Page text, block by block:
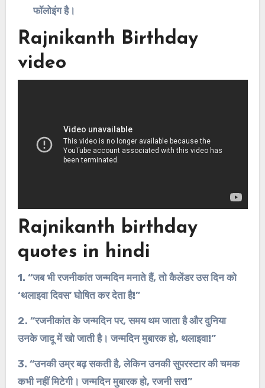
फॉलोइंग है।
Rajnikanth Birthday
video
Rajnikanth birthday
quotes in hindi
1. “जब भी रजनीकांत जन्मदिन मनाते हैं, तो कैलेंडर उस दिन को
‘थलाइवा दिवस’ घोषित कर देता है!”
2. “रजनीकांत के जन्मदिन पर, समय थम जाता है और दुनिया
उनके जादू में खो जाती है। जन्मदिन मुबारक हो, थलाइवा!”
3. “उनकी उम्र बढ़ सकती है, लेकिन उनकी सुपरस्टार की चमक
कभी नहीं मिटेगी। जन्मदिन मुबारक हो, रजनी सर!”